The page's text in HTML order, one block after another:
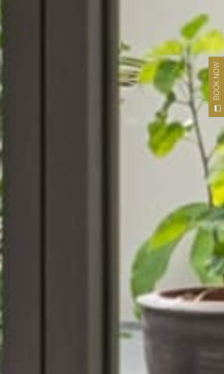
BOOK NOW